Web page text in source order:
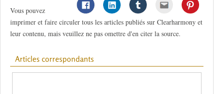
Vous pouvez
imprimer et faire circuler tous les articles publiés sur Clearharmony et
leur contenu, mais veuillez ne pas omettre d'en citer la source.
Articles correspondants